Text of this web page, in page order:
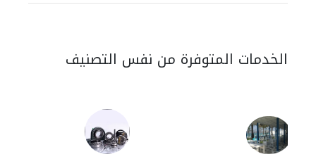
الخدمات المتوفرة من نفس التصنيف